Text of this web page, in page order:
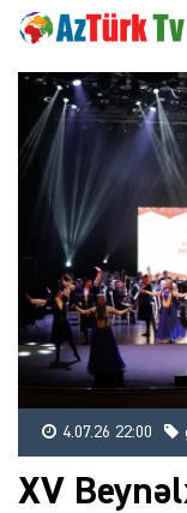
4.07.26 22:00
XV